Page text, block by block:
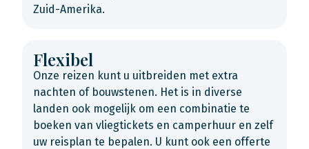
Zuid-Amerika.
Flexibel
Onze reizen kunt u uitbreiden met extra
nachten of bouwstenen. Het is in diverse
landen ook mogelijk om een combinatie te
boeken van vliegtickets en camperhuur en zelf
uw reisplan te bepalen. U kunt ook een offerte